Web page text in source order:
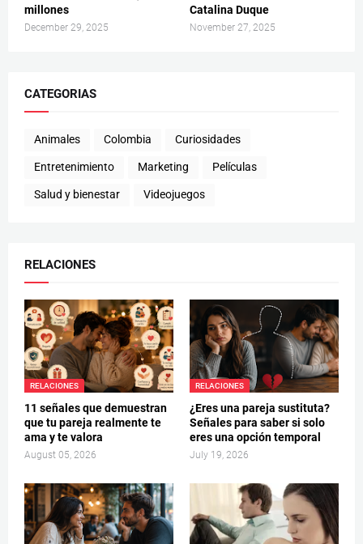
millones
December 29, 2025
Catalina Duque
November 27, 2025
CATEGORIAS
Animales Colombia Curiosidades
Entretenimiento Marketing Películas
Salud y bienestar Videojuegos
RELACIONES
RELACIONES
11 señales que demuestran
que tu pareja realmente te
ama y te valora
August 05, 2026
RELACIONES
¿Eres una pareja sustituta?
Señales para saber si solo
eres una opción temporal
July 19, 2026